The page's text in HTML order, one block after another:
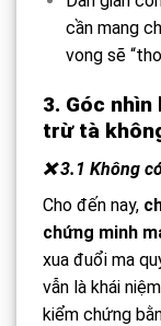
cần mang
vong sẽ
3. Góc
trừ tà
❌ 3.1 Không
Cho đến nay,
chứng minh
xua đuổi ma
vẫn là khái
kiểm chứng